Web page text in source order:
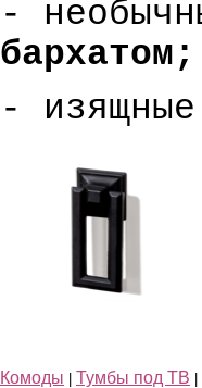
-
бархатом;
-
Комоды Тумбы под ТВ